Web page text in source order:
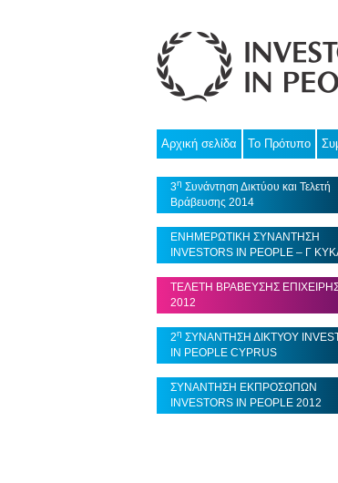
Αρχική σελίδα Το Πρότυπο
3η Συνάντηση Δικτύου και Τελετή
Βράβευσης 2014
ΕΝΗΜΕΡΩΤΙΚΗ ΣΥΝΑΝΤΗΣΗ
INVESTORS IN PEOPLE – Γ
ΤΕΛΕΤΗ ΒΡΑΒΕΥΣΗΣ
2012
2η ΣΥΝΑΝΤΗΣΗ ΔΙΚΤΥΟΥ
IN PEOPLE CYPRUS
ΣΥΝΑΝΤΗΣΗ ΕΚΠΡΟΣΩΠΩΝ
INVESTORS IN PEOPLE 2012